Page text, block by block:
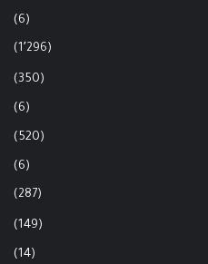
(6)
(1٬296)
(350)
(6)
(520)
(6)
(287)
(149)
(14)